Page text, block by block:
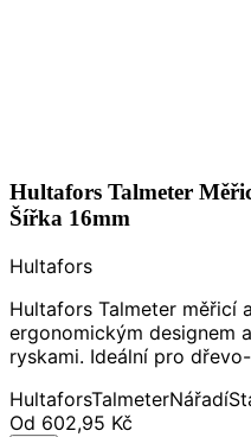
Hultafors Talmeter
Šířka 16mm
Hultafors
Hultafors Talmeter měřicí
ergonomickým designem
ryskami. Ideální pro
HultaforsTalmeterNářadí
Od 602,95 Kč